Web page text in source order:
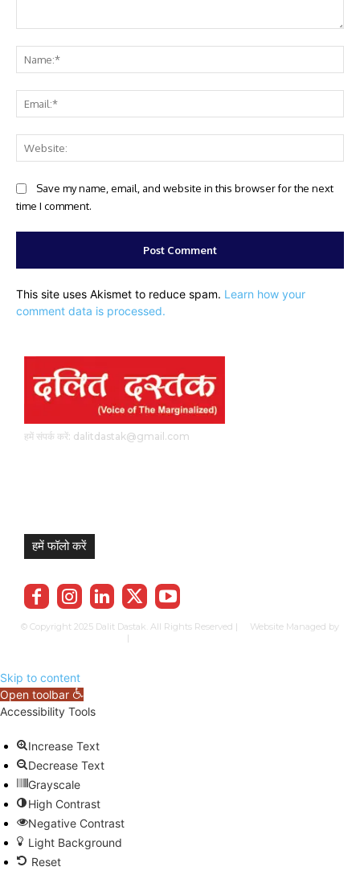
Save my name, email, and website in this browser for the next
time I comment.
This site uses Akismet to reduce spam. Learn how your
comment data is processed.
हमें संपर्क करें: dalitdastak@gmail.com
हमें फॉलो करें
© Copyright 2025 Dalit Dastak. All Rights Reserved | Website Managed by
|
Skip to content
Open toolbar
Accessibility Tools
Increase Text
Decrease Text
Grayscale
High Contrast
Negative Contrast
Light Background
Reset